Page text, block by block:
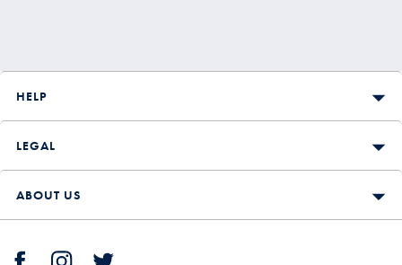
HELP
LEGAL
ABOUT US